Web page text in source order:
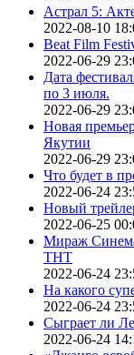
Астрал 5:
2022-08-10
Beat Film
2022-06-29
Дата
по 3 июля.
2022-06-29
Новая
Якутии
2022-06-29
Что будет в
2022-06-24
Новый
2022-06-25
Мираж
ТНТ
2022-06-24
На какого
2022-06-24
Сыграет ли
2022-06-24